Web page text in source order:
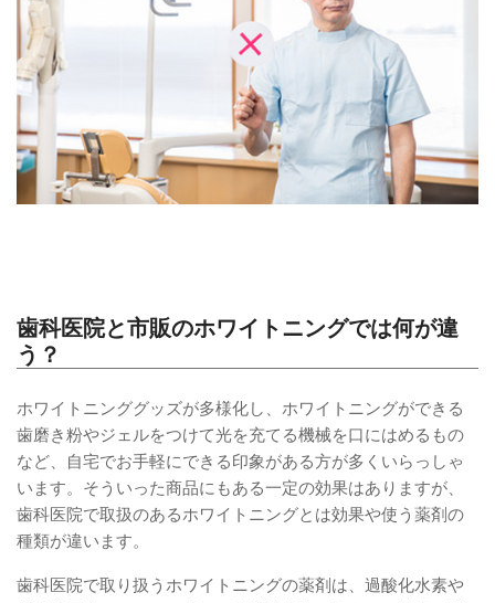
歯科医院と市販のホワイトニングでは何が違
う？
ホワイトニンググッズが多様化し、ホワイトニングができる
歯磨き粉やジェルをつけて光を充てる機械を口にはめるもの
など、自宅でお手軽にできる印象がある方が多くいらっしゃ
います。そういった商品にもある一定の効果はありますが、
歯科医院で取扱のあるホワイトニングとは効果や使う薬剤の
種類が違います。
歯科医院で取り扱うホワイトニングの薬剤は、過酸化水素や